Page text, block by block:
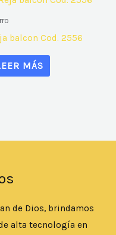
balcon Cod. 2556
MÁS
de Dios, brindamos
alta tecnología en